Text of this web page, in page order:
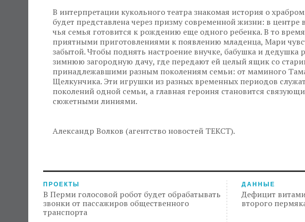
В интерпретации кукольного театра знакомая история о
будет представлена через призму современной жизни: в
чья семья готовится к рождению еще одного ребенка. В то
приятными приготовлениями к появлению младенца, Мари
забытой. Чтобы поднять настроение внучке, бабушка и дедушка
зимнюю загородную дачу, где передают ей целый ящик со
принадлежавшими разным поколениям семьи: от маминого
Щелкунчика. Эти игрушки из разных временных периодов
поколений одной семьи, а главная героиня становится
сюжетными линиями.
Александр Волков (агентство новостей ТЕКСТ).
ПРОЕКТЫ
В Перми голосовой робот будет обрабатывать
звонки от пассажиров общественного
транспорта
ДАННЫЕ
Дефицит
второго